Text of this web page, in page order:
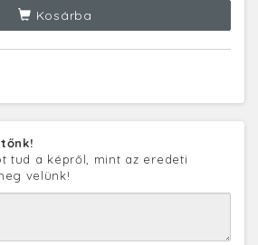
Kosárba
tud a képről, mint az eredeti
velünk!